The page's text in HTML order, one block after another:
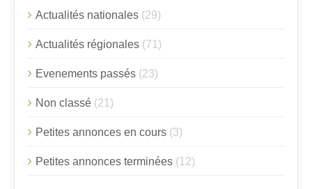
Actualités nationales (29)
Actualités régionales (71)
Evenements passés (23)
Non classé (21)
Petites annonces en cours (3)
Petites annonces terminées (12)